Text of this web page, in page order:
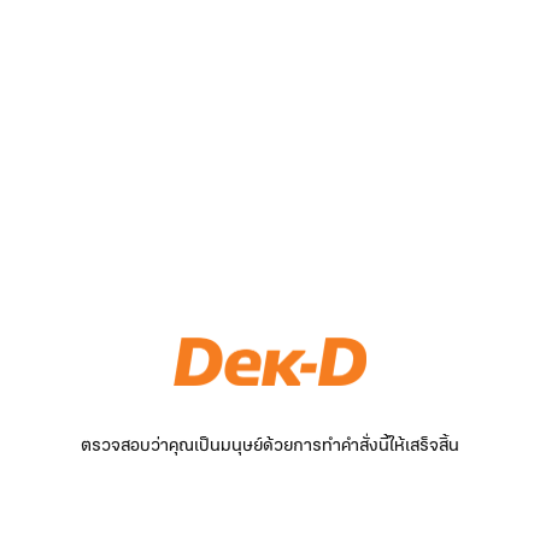
ตรวจสอบว่าคุณเป็นมนุษย์ด้วยการทำคำสั่งนี้ให้เสร็จสิ้น